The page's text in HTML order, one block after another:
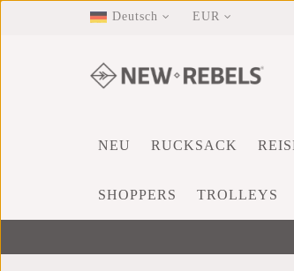
Deutsch EUR
NEU RUCKSACK
SHOPPERS TROLLEYS